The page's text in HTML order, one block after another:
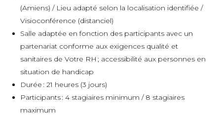
(Amiens) / Lieu adapté selon la localisation identifiée /
Visioconférence (distanciel)
Salle adaptée en fonction des participants avec un
partenariat conforme aux exigences qualité et
sanitaires de Votre RH ; accessibilité aux personnes en
situation de handicap
Durée : 21 heures (3 jours)
Participants : 4 stagiaires minimum / 8 stagiaires
maximum